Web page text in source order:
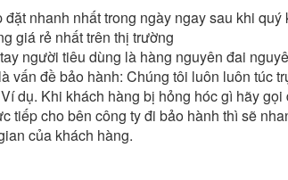
nhanh nhất trong ngày ngay sau khi quý
giá rẻ nhất trên thị trường
người tiêu dùng là hàng nguyên đai
vấn đề bảo hành: Chúng tôi luôn luôn túc
dụ. Khi khách hàng bị hỏng hóc gì hãy
tiếp cho bên công ty đi bảo hành thì sẽ
của khách hàng.